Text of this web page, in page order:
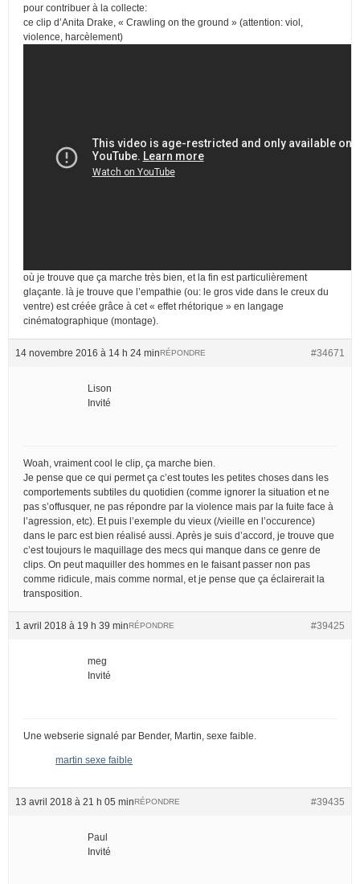
pour contribuer à la collecte:
ce clip d’Anita Drake, « Crawling on the ground » (attention: viol,
violence, harcèlement)
où je trouve que ça marche très bien, et la fin est particulièrement
glaçante. là je trouve que l’empathie (ou: le gros vide dans le creux du
ventre) est créée grâce à cet « effet rhétorique » en langage
cinématographique (montage).
14 novembre 2016 à 14 h 24 min #34671
RÉPONDRE
Lison
Invité
Woah, vraiment cool le clip, ça marche bien.
Je pense que ce qui permet ça c’est toutes les petites choses dans les
comportements subtiles du quotidien (comme ignorer la situation et ne
pas s’offusquer, ne pas répondre par la violence mais par la fuite face à
l’agression, etc). Et puis l’exemple du vieux (/vieille en l’occurence)
dans le parc est bien réalisé aussi. Après je suis d’accord, je trouve que
c’est toujours le maquillage des mecs qui manque dans ce genre de
clips. On peut maquiller des hommes en le faisant passer non pas
comme ridicule, mais comme normal, et je pense que ça éclairerait la
transposition.
1 avril 2018 à 19 h 39 min #39425
RÉPONDRE
meg
Invité
Une webserie signalé par Bender, Martin, sexe faible.
martin sexe faible
13 avril 2018 à 21 h 05 min #39435
RÉPONDRE
Paul
Invité